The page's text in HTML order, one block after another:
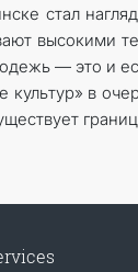
стал
высокими
— это и
в